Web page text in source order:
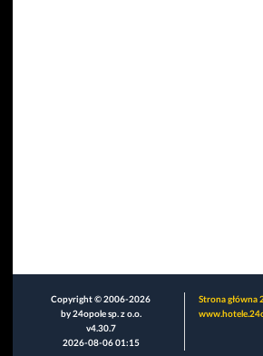
Copyright © 2006-2026
by 24opole sp. z o.o.
v4.30.7
2026-08-06 01:15
Strona główna